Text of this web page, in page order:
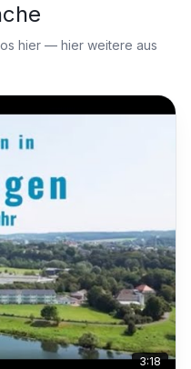
hier — hier weitere aus
3:18